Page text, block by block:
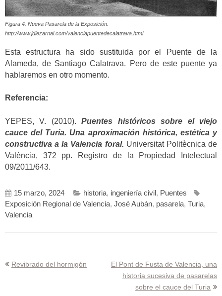
Figura 4. Nueva Pasarela de la Exposición.
http://www.jdiezarnal.com/valenciapuentedecalatrava.html
Esta estructura ha sido sustituida por el Puente de la
Alameda, de Santiago Calatrava. Pero de este puente ya
hablaremos en otro momento.
Referencia:
YEPES, V. (2010).Puentes históricos sobre el viejo
cauce del Turia. Una aproximación histórica, estética y
constructiva a la Valencia foral. Universitat Politècnica de
València, 372 pp. Registro de la Propiedad Intelectual
09/2011/643.
15 marzo, 2024 historia, ingeniería civil , Puentes
Exposición Regional de Valencia, José Aubán, pasarela, Turia,
Valencia
Navegación
Revibrado del hormigón
El Pont de Fusta de Valencia, una
historia sucesiva de pasarelas
sobre el cauce del Turia